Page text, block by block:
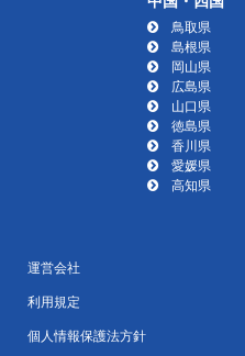
鳥取県
島根県
岡山県
広島県
山口県
徳島県
香川県
愛媛県
高知県
運営会社
利用規定
個人情報保護法方針